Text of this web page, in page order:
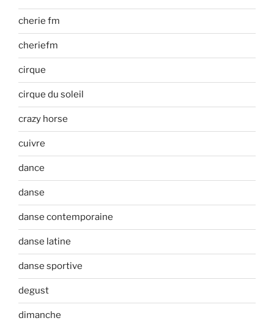
cherie fm
cheriefm
cirque
cirque du soleil
crazy horse
cuivre
dance
danse
danse contemporaine
danse latine
danse sportive
degust
dimanche